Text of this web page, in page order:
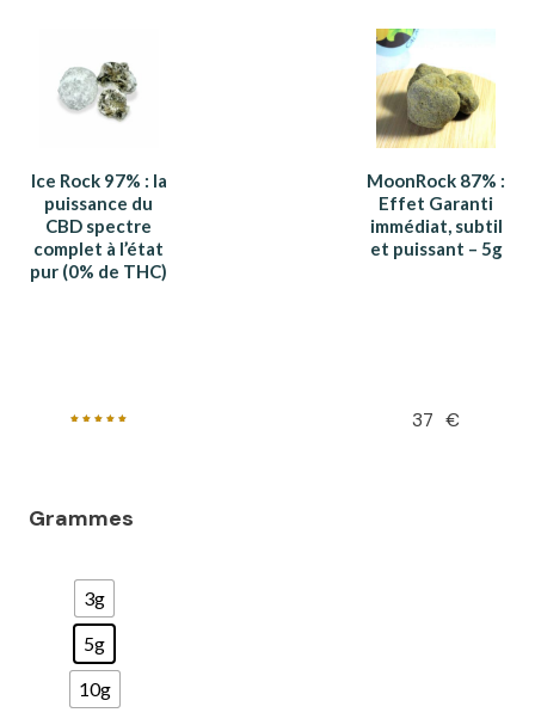
Ice Rock 97% : la
puissance du
CBD spectre
complet à l’état
pur (0% de THC)
Grammes
3g
5g
10g
MoonRock 87% :
Effet Garanti
immédiat, subtil
et puissant – 5g
37 €